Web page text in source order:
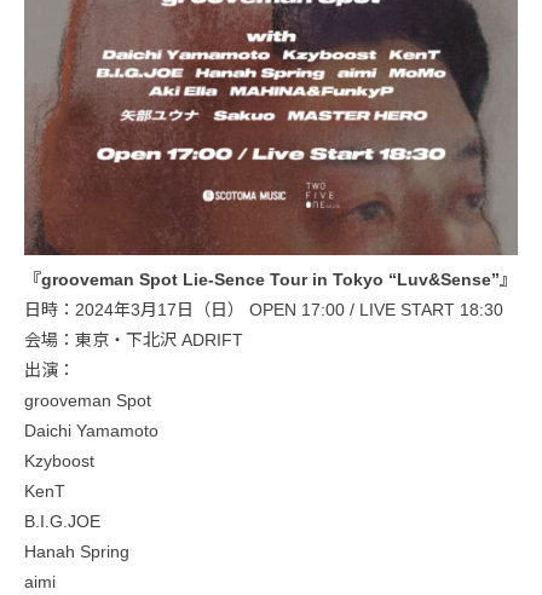
『grooveman Spot Lie-Sence Tour in Tokyo “Luv&Sense”』
日時：2024年3月17日（日） OPEN 17:00 / LIVE START 18:30
会場：東京・下北沢 ADRIFT
出演：
grooveman Spot
Daichi Yamamoto
Kzyboost
KenT
B.I.G.JOE
Hanah Spring
aimi